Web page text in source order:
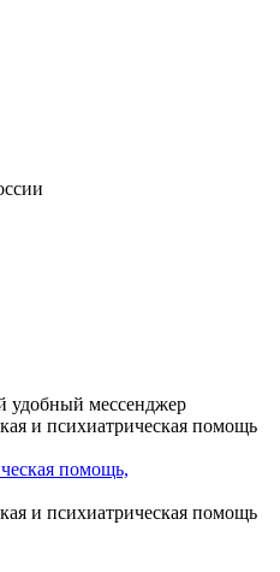
удобный мессенджер
и психиатрическая помощь
помощь,
и психиатрическая помощь